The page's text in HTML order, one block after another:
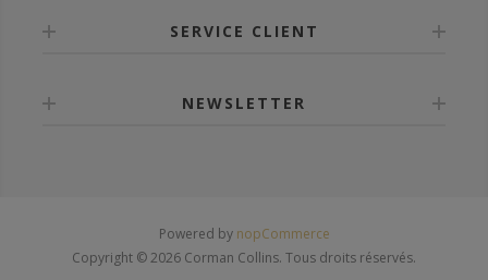
SERVICE CLIENT
NEWSLETTER
Powered by nopCommerce
Copyright © 2026 Corman Collins. Tous droits réservés.